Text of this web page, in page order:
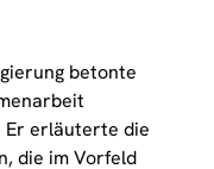
betonte
Er erläuterte die
die im Vorfeld